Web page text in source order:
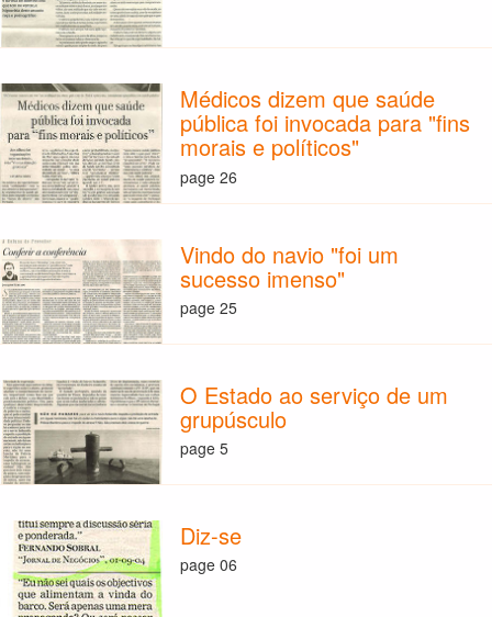
Médicos dizem que saúde
pública foi invocada para "fins
morais e políticos"
page 26
Vindo do navio "foi um
sucesso imenso"
page 25
O Estado ao serviço de um
grupúsculo
page 5
Diz-se
page 06